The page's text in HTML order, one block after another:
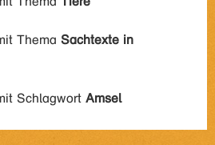
Thema Sachtexte in
Schlagwort Amsel